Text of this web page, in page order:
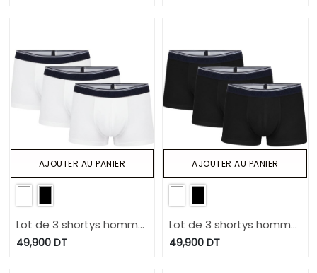
Lot de 3 shortys homme
en coton pur
49,900DT
AJOUTER AU PANIER
Lot de 3 shortys homme
en coton pur
49,900 DT
AJOUTER AU PANIER